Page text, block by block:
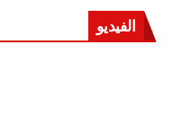
الفيديو